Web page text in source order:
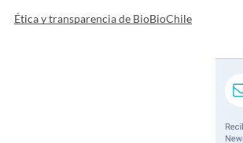
Ética y transparencia de BioBioChile